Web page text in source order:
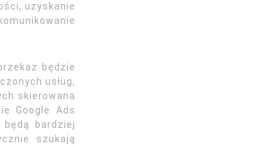
uzyskanie
będzie
usług,
skierowana
Google Ads
bardziej
szukają